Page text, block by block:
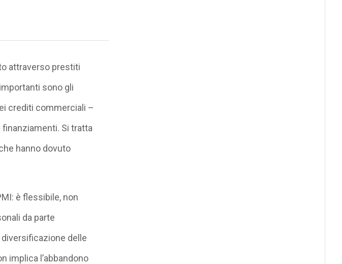
attraverso prestiti
sono gli
crediti commerciali –
Si tratta
hanno dovuto
è flessibile, non
da parte
delle
implica l’abbandono